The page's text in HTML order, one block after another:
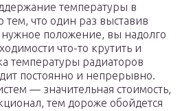
температуры в
что один раз выставив
нужное положение, вы надолго
что-то крутить и
температуры радиаторов
постоянно и непрерывно.
— значительная стоимость,
тем дороже обойдется